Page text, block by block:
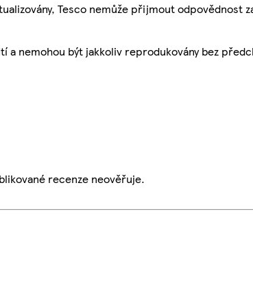
Tesco nemůže přijmout odpovědnost
a nemohou být jakkoliv reprodukovány bez
recenze neověřuje.